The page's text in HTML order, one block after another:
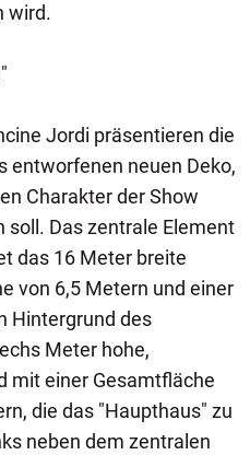
wird.
Jordi präsentieren die
entworfenen neuen Deko,
Charakter der Show
Das zentrale Element
das 16 Meter breite
von 6,5 Metern und einer
Hintergrund des
Meter hohe,
mit einer Gesamtfläche
die das "Haupthaus" zu
neben dem zentralen